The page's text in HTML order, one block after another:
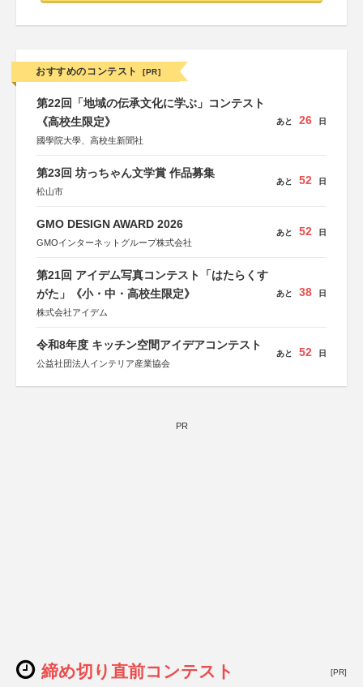
おすすめのコンテスト [PR]
第22回「地域の伝承文化に学ぶ」コンテスト
《高校生限定》
國學院大學、高校生新聞社
あと 26 日
第23回 坊っちゃん文学賞 作品募集
松山市
あと 52 日
GMO DESIGN AWARD 2026
GMOインターネットグループ株式会社
あと 52 日
第21回 アイデム写真コンテスト「はたらくす
がた」《小・中・高校生限定》
株式会社アイデム
あと 38 日
令和8年度 キッチン空間アイデアコンテスト
公益社団法人インテリア産業協会
あと 52 日
PR
締め切り直前コンテスト [PR]